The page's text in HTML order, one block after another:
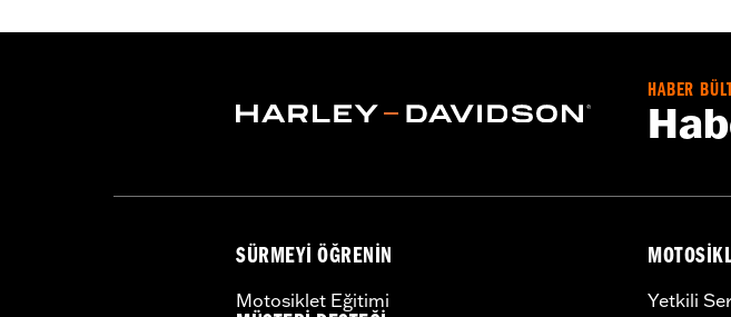
Material:Die-Cast Zinc/Aluminum Alloy
www.h-d.com/
NOTES:Installation of some handlebars and risers may require
models. Handlebar height is regulated in many
HABER
SÜRMEYI ÖĞRENIN
Motosiklet Eğitimi
Yetkili